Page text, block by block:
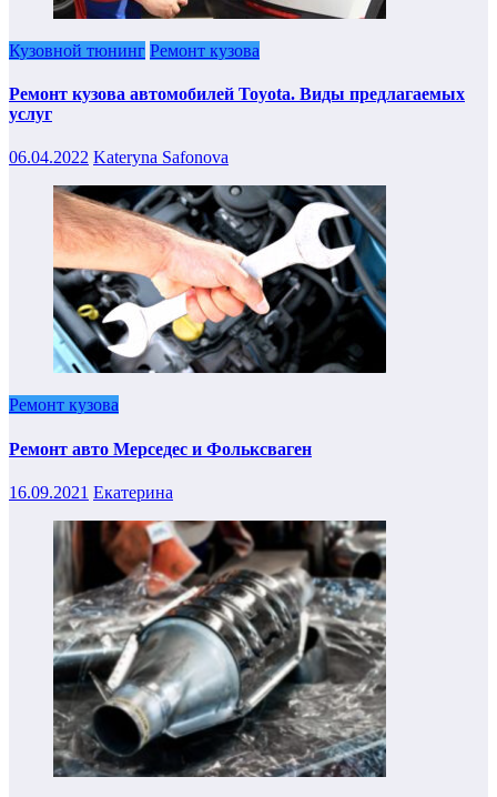
Кузовной тюнинг Ремонт кузова
Ремонт кузова автомобилей Toyota. Виды предлагаемых
услуг
06.04.2022 Kateryna Safonova
Ремонт кузова
Ремонт авто Мерседес и Фольксваген
16.09.2021 Екатерина